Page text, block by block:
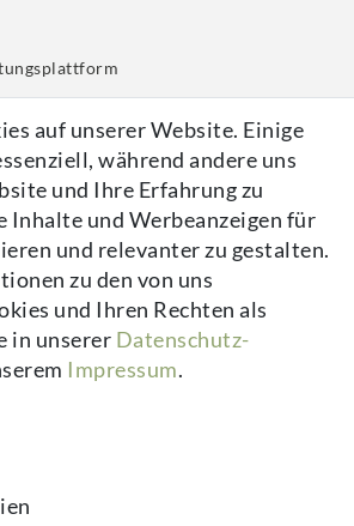
ich die
ich jederzeit widerrufen.**
auf unserer Website. Einige
während andere uns
und Ihre Erfahrung zu
Inhalte und Werbeanzeigen für
und relevanter zu gestalten.
zu den von uns
und Ihren Rechten als
in unserer Daten­schutz­
Impressum.